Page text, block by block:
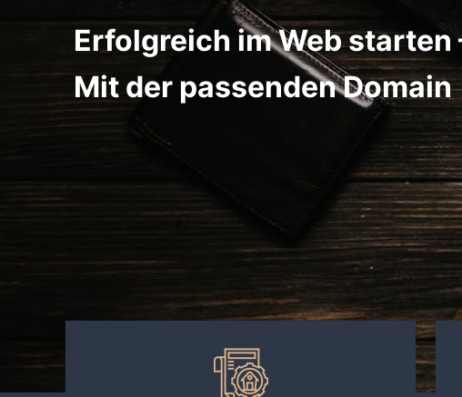
Erfolgreich im Web starten
Mit der passenden Domain